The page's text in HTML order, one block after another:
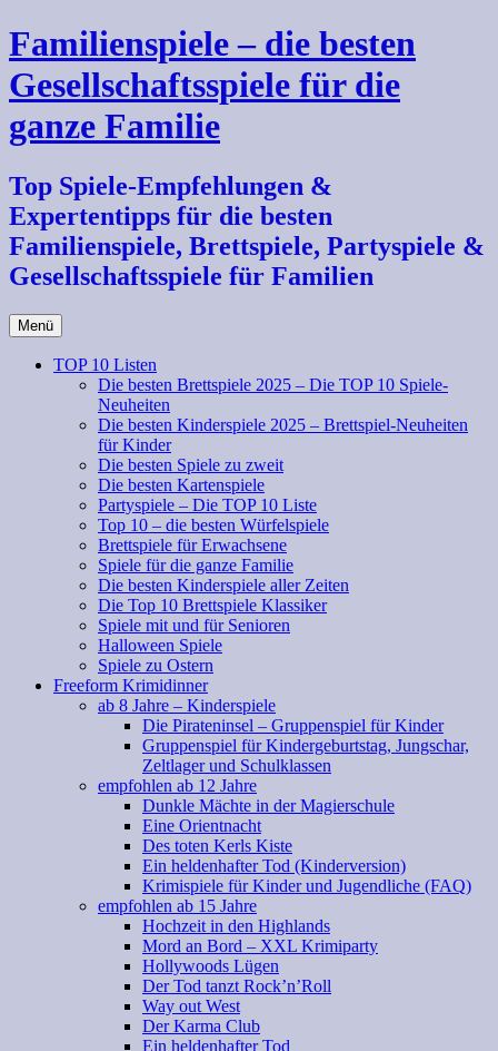
Zum
Inhalt
springen
Familienspiele – die besten
Gesellschaftsspiele für die
ganze Familie
Top Spiele-Empfehlungen &
Expertentipps für die besten
Familienspiele, Brettspiele, Partyspiele &
Gesellschaftsspiele für Familien
Menü
TOP 10 Listen
Die besten Brettspiele 2025 – Die TOP 10 Spiele-
Neuheiten
Die besten Kinderspiele 2025 – Brettspiel-Neuheiten
für Kinder
Die besten Spiele zu zweit
Die besten Kartenspiele
Partyspiele – Die TOP 10 Liste
Top 10 – die besten Würfelspiele
Brettspiele für Erwachsene
Spiele für die ganze Familie
Die besten Kinderspiele aller Zeiten
Die Top 10 Brettspiele Klassiker
Spiele mit und für Senioren
Halloween Spiele
Spiele zu Ostern
Freeform Krimidinner
ab 8 Jahre – Kinderspiele
Die Pirateninsel – Gruppenspiel für Kinder
Gruppenspiel für Kindergeburtstag, Jungschar,
Zeltlager und Schulklassen
empfohlen ab 12 Jahre
Dunkle Mächte in der Magierschule
Eine Orientnacht
Des toten Kerls Kiste
Ein heldenhafter Tod (Kinderversion)
Krimispiele für Kinder und Jugendliche (FAQ)
empfohlen ab 15 Jahre
Hochzeit in den Highlands
Mord an Bord – XXL Krimiparty
Hollywoods Lügen
Der Tod tanzt Rock’n’Roll
Way out West
Der Karma Club
Ein heldenhafter Tod